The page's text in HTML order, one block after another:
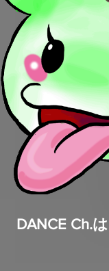
DANCE Ch.